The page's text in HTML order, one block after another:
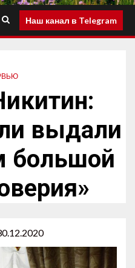
Наш канал в Telegram
выдали
большой